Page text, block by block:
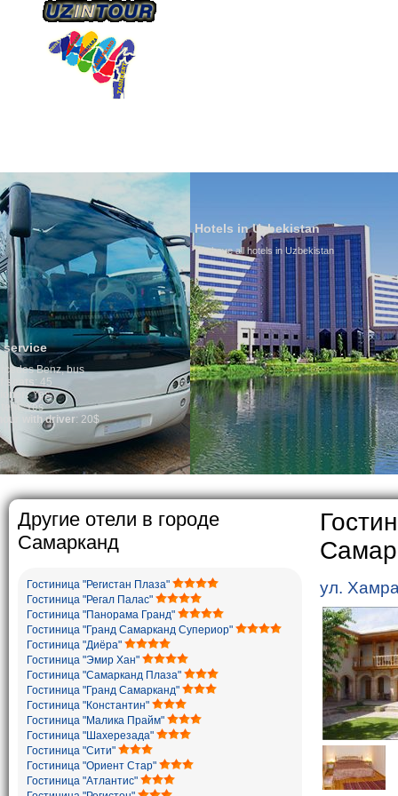
Hotels in Uzbekistan
We have all hotels in Uzbekistan
Culture of
By nature
is why
any influence
general, the
growth is
marriages is
percentage
in the world.
family is
The usual
rather big.
5-6 children.
Другие отели в городе
Самарканд
Гостиница "Регистан Плаза"
Гостиница "Регал Палас"
Гостиница "Панорама Гранд"
Гостиница "Гранд Самарканд Супериор"
Гостиница "Диёра"
Гостиница "Эмир Хан"
Гостиница "Самарканд Плаза"
Гостиница "Гранд Самарканд"
Гостиница "Константин"
Гостиница "Малика Прайм"
Гостиница "Шахерезада"
Гостиница "Сити"
Гостиница "Ориент Стар"
Гостиница "Атлантис"
ул.